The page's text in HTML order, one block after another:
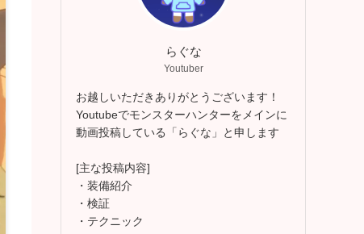
らぐな
Youtuber
お越しいただきありがとうございます！
Youtubeでモンスターハンターをメインに
動画投稿している「らぐな」と申します
[主な投稿内容]
・装備紹介
・検証
・テクニック